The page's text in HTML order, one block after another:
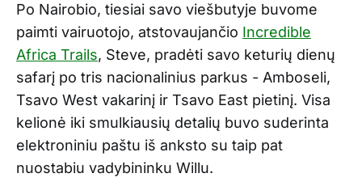
Po Nairobio, tiesiai savo viešbutyje buvome
paimti vairuotojo, atstovaujančio Incredible
Africa Trails, Steve, pradėti savo keturių dienų
safarį po tris nacionalinius parkus - Amboseli,
Tsavo West vakarinį ir Tsavo East pietinį. Visa
kelionė iki smulkiausių detalių buvo suderinta
elektroniniu paštu iš anksto su taip pat
nuostabiu vadybininku Willu.